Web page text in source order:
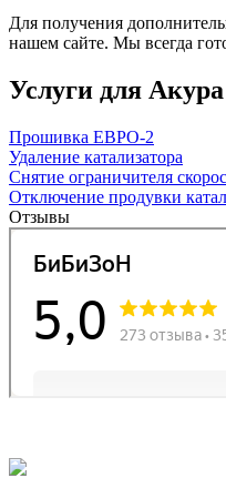
Для получения
нашем сайте. Мы всегда
Услуги для
Прошивка ЕВРО-2
Удаление катализатора
Снятие ограничителя
Отключение продувки
Отзывы